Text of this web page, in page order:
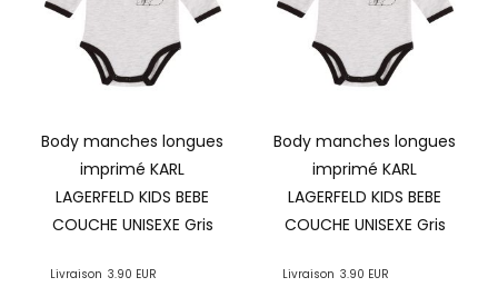
Body manches longues
imprimé KARL
LAGERFELD KIDS BEBE
COUCHE UNISEXE Gris
Livraison 3.90 EUR
Body manches longues
imprimé KARL
LAGERFELD KIDS BEBE
COUCHE UNISEXE Gris
Livraison 3.90 EUR